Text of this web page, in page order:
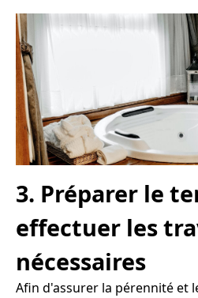
3. Préparer le
effectuer les
nécessaires
Afin d'assurer la pérennité et